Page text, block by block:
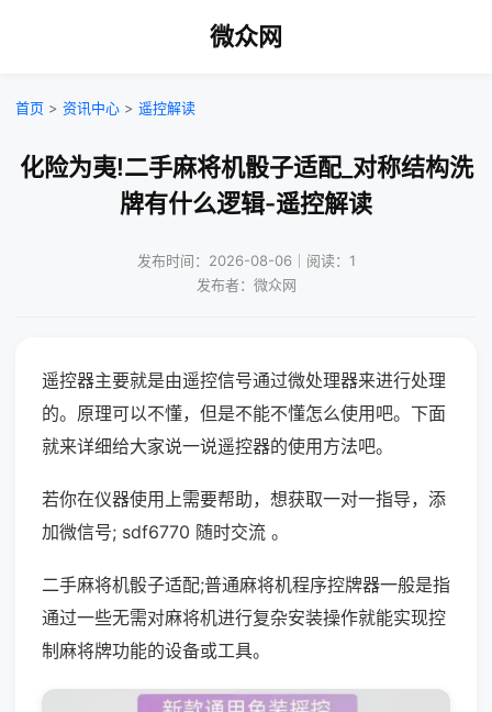
微众网
首页 > 资讯中心 > 遥控解读
化险为夷!二手麻将机骰子适配_对称结构洗
牌有什么逻辑-遥控解读
发布时间：2026-08-06｜阅读：1
发布者：微众网
遥控器主要就是由遥控信号通过微处理器来进行处理
的。原理可以不懂，但是不能不懂怎么使用吧。下面
就来详细给大家说一说遥控器的使用方法吧。
若你在仪器使用上需要帮助，想获取一对一指导，添
加微信号; sdf6770 随时交流 。
二手麻将机骰子适配;普通麻将机程序控牌器一般是指
通过一些无需对麻将机进行复杂安装操作就能实现控
制麻将牌功能的设备或工具。